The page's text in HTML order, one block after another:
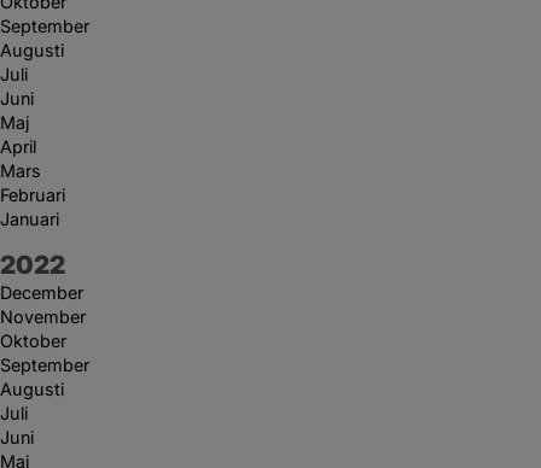
September
Augusti
Juli
Juni
Maj
April
Mars
Februari
Januari
År:
2022
December
November
Oktober
September
Augusti
Juli
Juni
Maj